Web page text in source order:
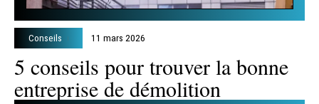
Conseils 11 mars 2026
5 conseils pour trouver la bonne
entreprise de démolition